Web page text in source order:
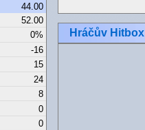
44.00
52.00
0%
-16
15
24
8
0
0
Hráčův Hitbox